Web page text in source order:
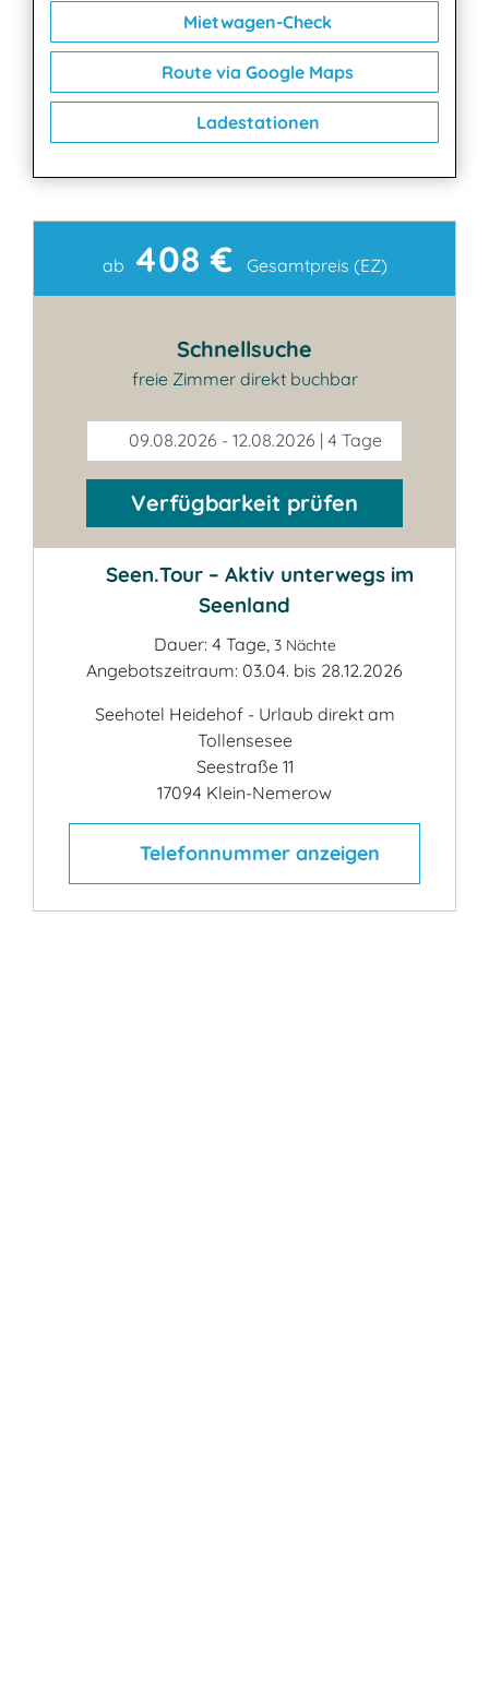
Mietwagen-Check
Route via Google Maps
Ladestationen
Kontakt
ab 408 € Gesamtpreis (EZ)
Schnellsuche
freie Zimmer direkt buchbar
09.08.2026 - 12.08.2026 | 4 Tage
Verfügbarkeit prüfen
Seen.Tour – Aktiv unterwegs im
Seenland
Dauer: 4 Tage, 3 Nächte
Angebotszeitraum: 03.04. bis 28.12.2026
Seehotel Heidehof - Urlaub direkt am
Tollensesee
Seestraße 11
17094 Klein-Nemerow
Telefonnummer anzeigen